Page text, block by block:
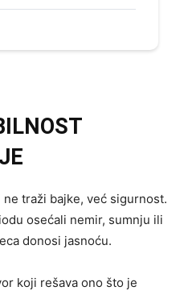
traži bajke, već sigurnost.
osećali nemir, sumnju ili
donosi jasnoću.
koji rešava ono što je